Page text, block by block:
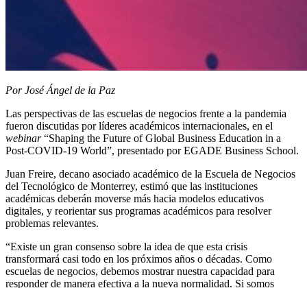
Por José Ángel de la Paz
Las perspectivas de las escuelas de negocios frente a la pandemia
fueron discutidas por líderes académicos internacionales, en el
webinar“Shaping the Future of Global Business Education in a
Post-COVID-19 World”, presentado por EGADE Business School.
Juan Freire, decano asociado académico de la Escuela de Negocios
del Tecnológico de Monterrey, estimó que las instituciones
académicas deberán moverse más hacia modelos educativos
digitales, y reorientar sus programas académicos para resolver
problemas relevantes.
“Existe un gran consenso sobre la idea de que esta crisis
transformará casi todo en los próximos años o décadas. Como
escuelas de negocios, debemos mostrar nuestra capacidad para
responder de manera efectiva a la nueva normalidad. Si somos